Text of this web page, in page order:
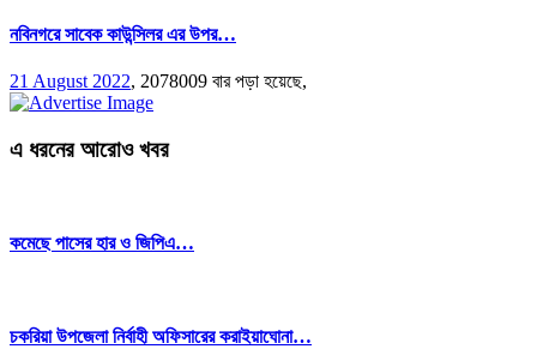
নবিনগরে সাবেক কাউন্সিলর এর উপর…
21 August 2022, 2078009 বার পড়া হয়েছে,
এ ধরনের আরোও খবর
কমেছে পাসের হার ও জিপিএ…
চকরিয়া উপজেলা নির্বাহী অফিসারের করাইয়াঘোনা…